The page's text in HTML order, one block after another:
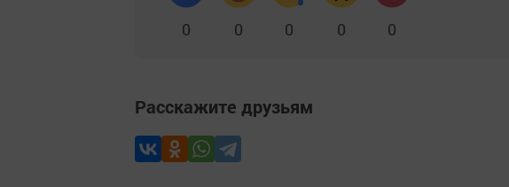
0 0 0 0 0
Расскажите друзьям